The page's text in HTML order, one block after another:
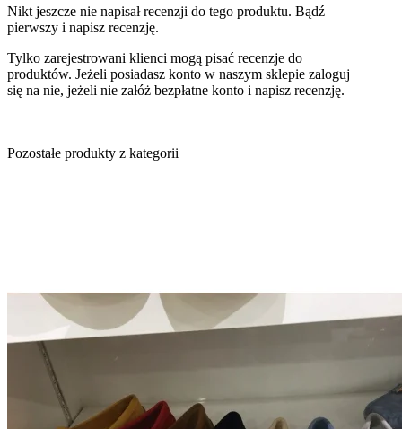
Nikt jeszcze nie napisał recenzji do tego produktu. Bądź
pierwszy i napisz recenzję.
Tylko zarejestrowani klienci mogą pisać recenzje do
produktów. Jeżeli posiadasz konto w naszym sklepie zaloguj
się na nie, jeżeli nie załóż bezpłatne konto i napisz recenzję.
Pozostałe produkty z kategorii